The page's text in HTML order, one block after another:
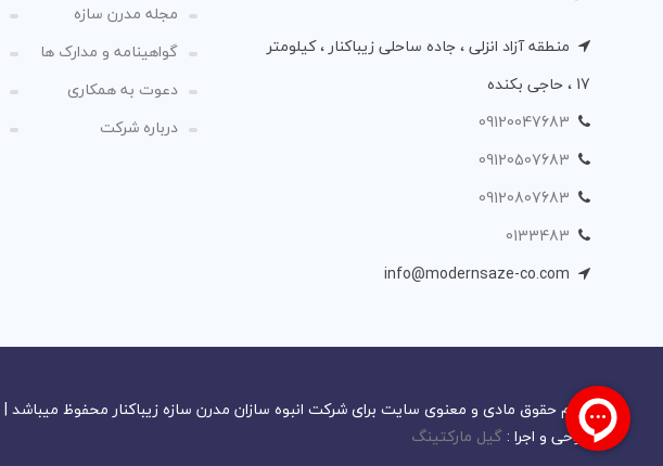
منطقه آزاد انزلی ، جاده ساحلی زیباکنار ، کیلومتر
17 ، حاجی بکنده
09120047683
09120507683
09120807683
0133483
info@modernsaze-co.com
مجله مدرن سازه
گواهینامه و مدارک ها
دعوت به همکاری
درباره شرکت
تمام حقوق مادی و معنوی سایت برای شرکت انبوه سازان مدرن سازه زیباکنار محفوظ میباشد | 2021-2019 ©
طراحی و اجرا : گیل مارکتینگ